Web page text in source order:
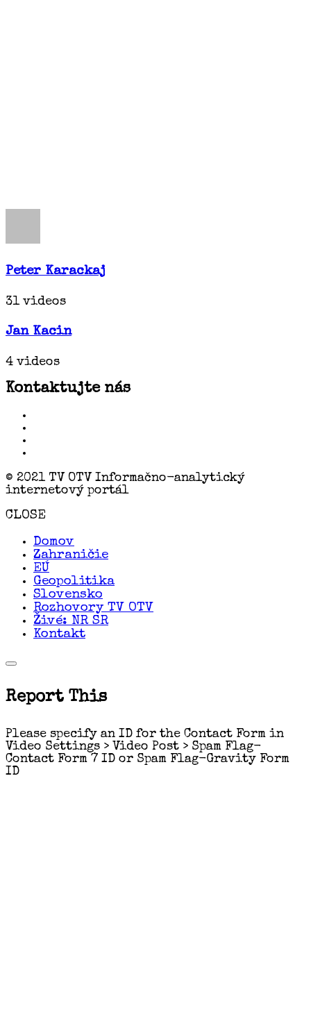
Peter Karackaj
31 videos
Jan Kacin
4 videos
Kontaktujte nás
© 2021 TV OTV Informačno-analytický
internetový portál
CLOSE
Domov
Zahraničie
EÚ
Geopolitika
Slovensko
Rozhovory TV OTV
Živé: NR SR
Kontakt
Report This
Please specify an ID for the Contact Form in
Video Settings > Video Post > Spam Flag-
Contact Form 7 ID or Spam Flag-Gravity Form
ID